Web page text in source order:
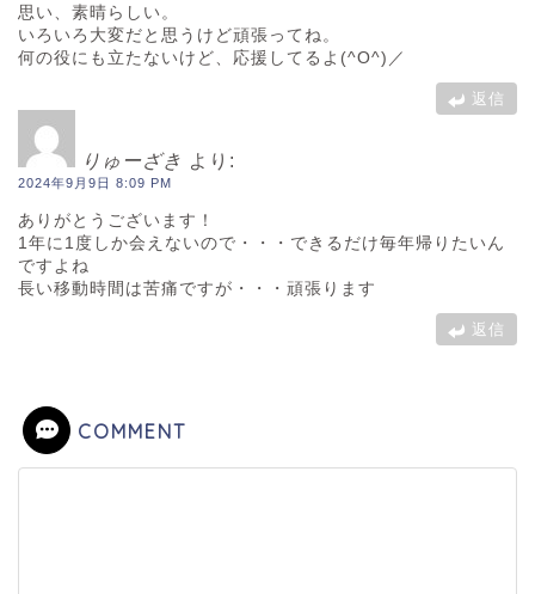
思い、素晴らしい。
いろいろ大変だと思うけど頑張ってね。
何の役にも立たないけど、応援してるよ(^O^)／
返信
りゅーざき より:
2024年9月9日 8:09 PM
ありがとうございます！
1年に1度しか会えないので・・・できるだけ毎年帰りたいん
ですよね
長い移動時間は苦痛ですが・・・頑張ります
返信
COMMENT